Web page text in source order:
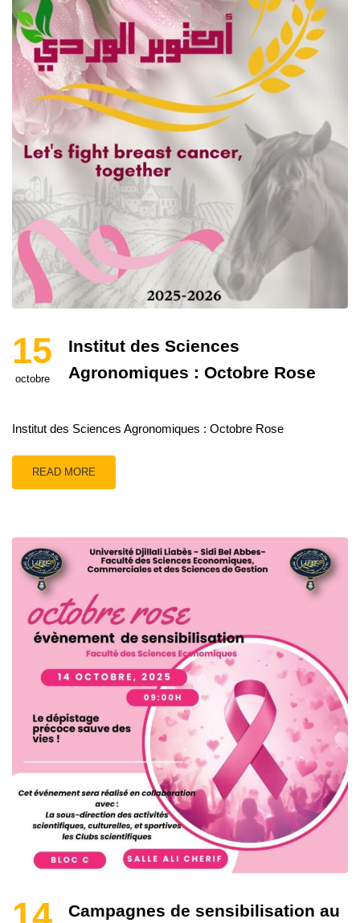
15
octobre
Institut des Sciences
Agronomiques : Octobre Rose
Institut des Sciences Agronomiques : Octobre Rose
READ MORE
Campagnes de sensibilisation au